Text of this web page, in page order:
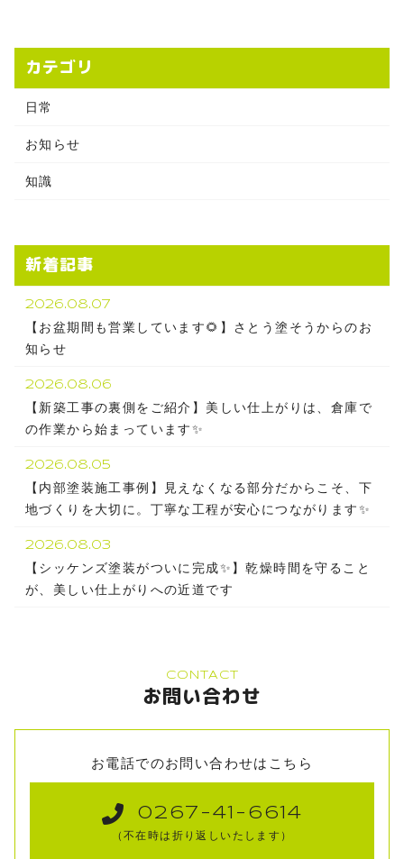
カテゴリ
日常
お知らせ
知識
新着記事
2026.08.07
【お盆期間も営業しています🌻】さとう塗そうからのお
知らせ
2026.08.06
【新築工事の裏側をご紹介】美しい仕上がりは、倉庫で
の作業から始まっています✨
2026.08.05
【内部塗装施工事例】見えなくなる部分だからこそ、下
地づくりを大切に。丁寧な工程が安心につながります✨
2026.08.03
【シッケンズ塗装がついに完成✨】乾燥時間を守ること
が、美しい仕上がりへの近道です
CONTACT
お問い合わせ
お電話でのお問い合わせはこちら
0267-41-6614
（不在時は折り返しいたします）